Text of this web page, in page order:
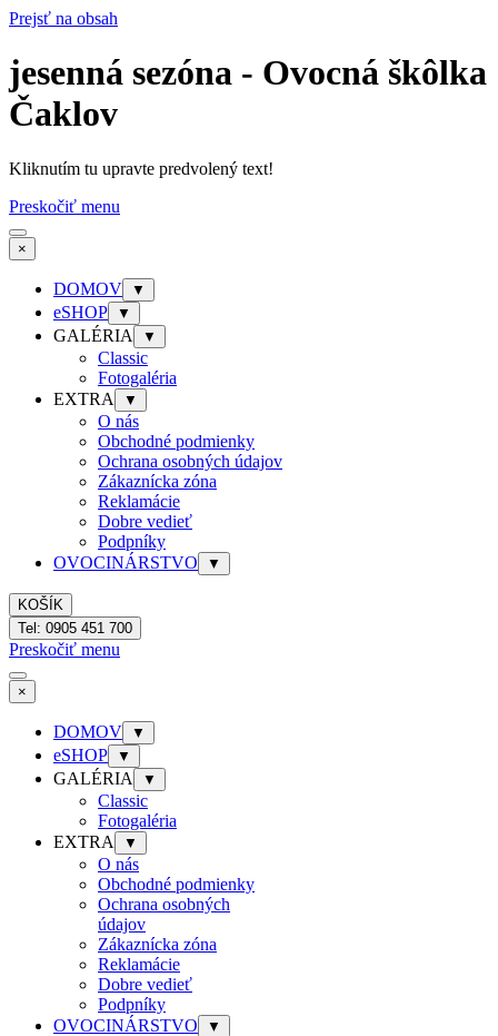
Prejsť na obsah
jesenná sezóna - Ovocná škôlka
Čaklov
Kliknutím tu upravte predvolený text!
Preskočiť menu
×
DOMOV ▼
eSHOP ▼
GALÉRIA ▼
Classic
Fotogaléria
EXTRA
▼
O nás
Obchodné podmienky
Ochrana osobných údajov
Zákaznícka zóna
Reklamácie
Dobre vedieť
Podpníky
OVOCINÁRSTVO
▼
KOŠÍK
Tel: 0905 451 700
Preskočiť menu
×
DOMOV ▼
eSHOP ▼
GALÉRIA ▼
Classic
Fotogaléria
EXTRA
▼
O nás
Obchodné podmienky
Ochrana osobných
údajov
Zákaznícka zóna
Reklamácie
Dobre vedieť
Podpníky
OVOCINÁRSTVO
▼